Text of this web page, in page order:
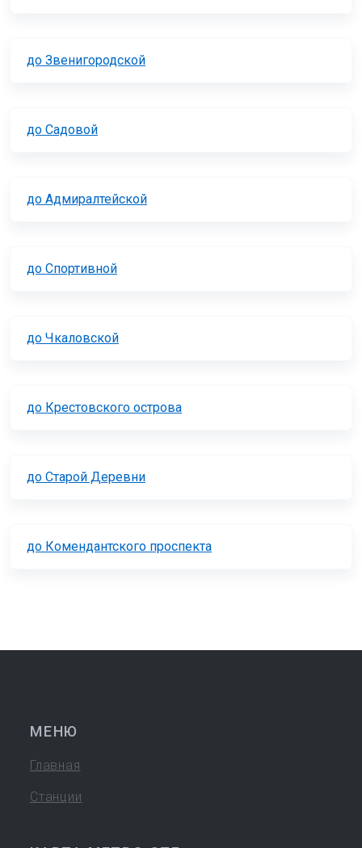
до Звенигородской
до Садовой
до Адмиралтейской
до Спортивной
до Чкаловской
до Крестовского острова
до Старой Деревни
до Комендантского проспекта
МЕНЮ
Главная
Станции